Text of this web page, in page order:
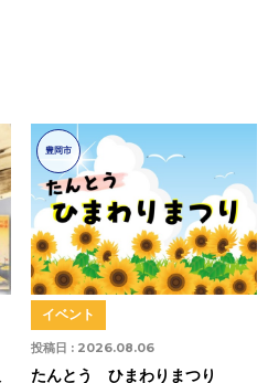
豊岡市
投稿日 : 2026.08.06
イベント
たんとう ひまわりまつり